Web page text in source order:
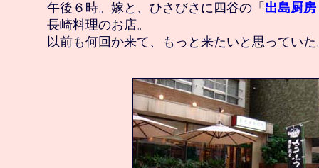
午後６時。嫁と、ひさびさに四谷の「 出島厨房
長崎料理のお店。